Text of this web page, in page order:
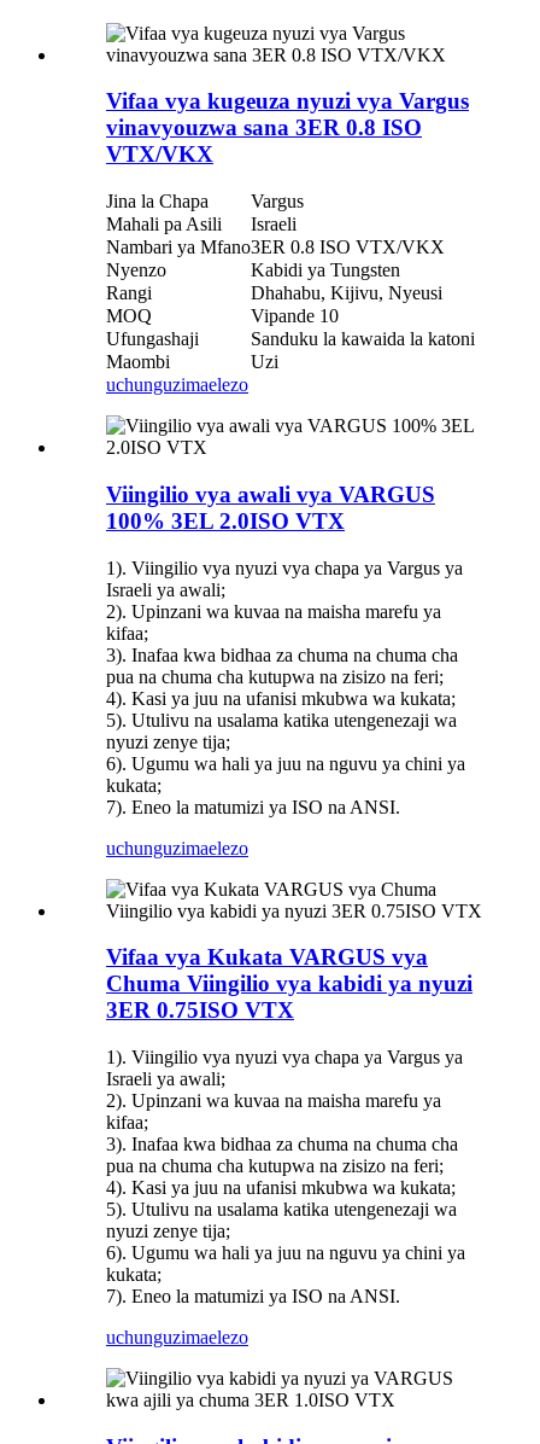
Vifaa vya kugeuza nyuzi vya Vargus
vinavyouzwa sana 3ER 0.8 ISO
VTX/VKX
Jina la Chapa
Vargus
Mahali pa Asili
Israeli
Nambari ya Mfano3ER 0.8 ISO VTX/VKX
Nyenzo
Kabidi ya Tungsten
Rangi
Dhahabu, Kijivu, Nyeusi
MOQ
Vipande 10
Ufungashaji
Sanduku la kawaida la katoni
Maombi
Uzi
uchunguzimaelezo
Viingilio vya awali vya VARGUS
100% 3EL 2.0ISO VTX
1). Viingilio vya nyuzi vya chapa ya Vargus ya
Israeli ya awali;
2). Upinzani wa kuvaa na maisha marefu ya
kifaa;
3). Inafaa kwa bidhaa za chuma na chuma cha
pua na chuma cha kutupwa na zisizo na feri;
4). Kasi ya juu na ufanisi mkubwa wa kukata;
5). Utulivu na usalama katika utengenezaji wa
nyuzi zenye tija;
6). Ugumu wa hali ya juu na nguvu ya chini ya
kukata;
7). Eneo la matumizi ya ISO na ANSI.
uchunguzimaelezo
Vifaa vya Kukata VARGUS vya
Chuma Viingilio vya kabidi ya nyuzi
3ER 0.75ISO VTX
1). Viingilio vya nyuzi vya chapa ya Vargus ya
Israeli ya awali;
2). Upinzani wa kuvaa na maisha marefu ya
kifaa;
3). Inafaa kwa bidhaa za chuma na chuma cha
pua na chuma cha kutupwa na zisizo na feri;
4). Kasi ya juu na ufanisi mkubwa wa kukata;
5). Utulivu na usalama katika utengenezaji wa
nyuzi zenye tija;
6). Ugumu wa hali ya juu na nguvu ya chini ya
kukata;
7). Eneo la matumizi ya ISO na ANSI.
uchunguzimaelezo